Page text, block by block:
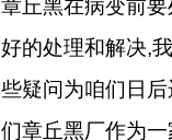
章丘黑在病变前
好的处理和解决,
些疑问为咱们日
们章丘黑厂作为